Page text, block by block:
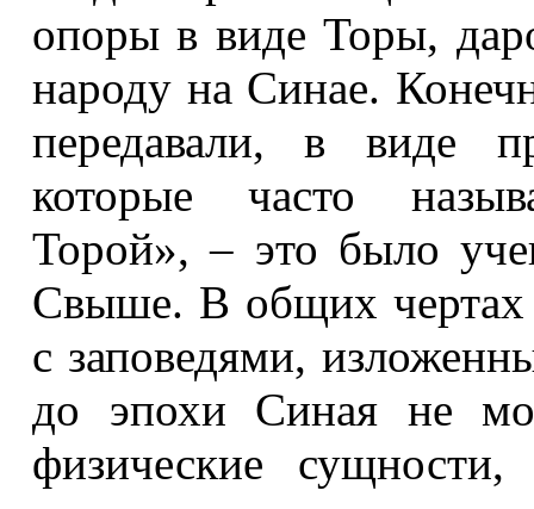
опоры в виде Торы,
народу на Синае.
передавали, в виде
которые часто
Торой», – это было
Свыше. В общих чертах
с заповедями,
до эпохи Синая не
физические